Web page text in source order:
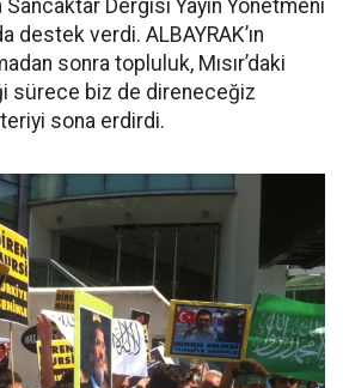
Sancaktar Dergisi Yayın Yönetmeni
destek verdi. ALBAYRAK’ın
sonra topluluk, Mısır’daki
sürece biz de direneceğiz
sona erdirdi.